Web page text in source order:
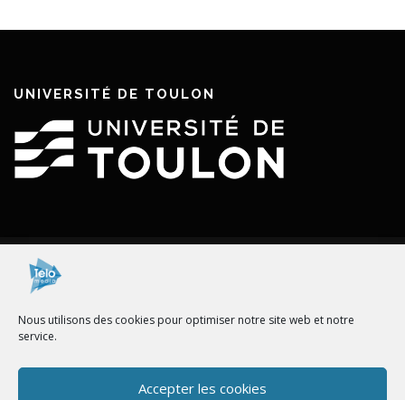
Nous utilisons des cookies pour optimiser notre site web et notre
service.
Accepter les cookies
UNIVERSITÉ DE TOULON